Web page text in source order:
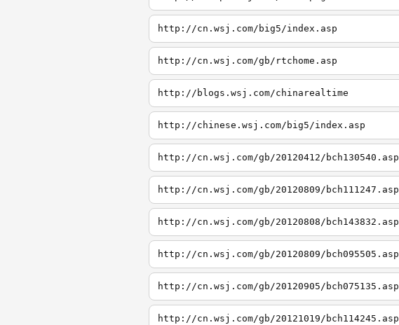
http://cn.wsj.com/big5/index.asp
http://cn.wsj.com/gb/rtchome.asp
http://blogs.wsj.com/chinarealtime
http://chinese.wsj.com/big5/index.asp
http://cn.wsj.com/gb/20120412/bch130540.asp
http://cn.wsj.com/gb/20120809/bch111247.asp
http://cn.wsj.com/gb/20120808/bch143832.asp
http://cn.wsj.com/gb/20120809/bch095505.asp
http://cn.wsj.com/gb/20120905/bch075135.asp
http://cn.wsj.com/gb/20121019/bch114245.asp